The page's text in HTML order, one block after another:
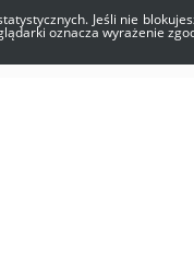
Jeśli nie
oznacza wyrażenie